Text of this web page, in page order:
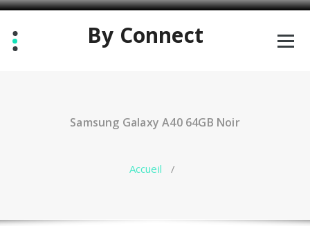
By Connect
​Samsung Galaxy A40 64GB Noir
Accueil /